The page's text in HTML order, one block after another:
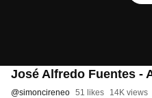
José Alfredo Fuentes -
@simoncireneo 51 likes 14K views